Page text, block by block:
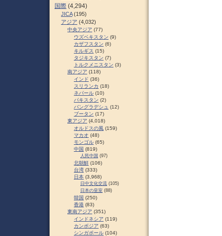
国際 (4,294)
JICA(195)
アジア (4,032)
中央アジア (77)
ウズベキスタン (9)
カザフスタン (6)
キルギス (15)
タジキスタン (7)
トルクメニスタン (3)
南アジア (118)
インド (36)
スリランカ (18)
ネパール (10)
パキスタン (2)
バングラデシュ (12)
ブータン (17)
東アジア (4,018)
オルドスの風 (159)
マカオ (48)
モンゴル (65)
中国 (819)
人民中国 (97)
北朝鮮 (106)
台湾 (333)
日本 (3,968)
日中文化交流 (105)
日本の皇室 (88)
韓国 (250)
香港 (83)
東南アジア (351)
インドネシア (119)
カンボジア (63)
シンガポール (104)